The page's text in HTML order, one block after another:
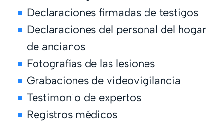
Declaraciones firmadas de testigos
Declaraciones del personal del hogar
de ancianos
Fotografías de las lesiones
Grabaciones de videovigilancia
Testimonio de expertos
Registros médicos